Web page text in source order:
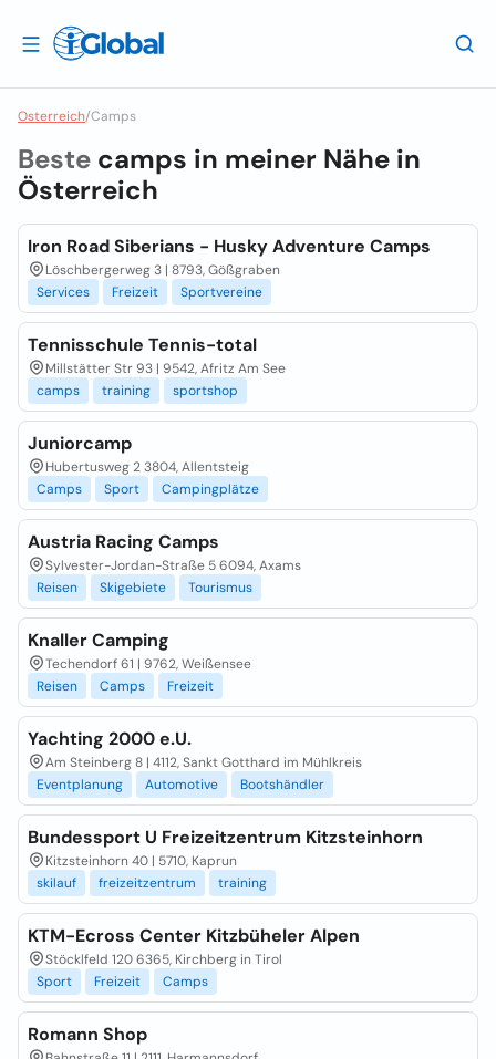
Osterreich/Camps
Beste camps in meiner Nähe in
Österreich
Iron Road Siberians - Husky Adventure Camps
Löschbergerweg 3 | 8793, Gößgraben
Services
Freizeit Sportvereine
Tennisschule Tennis-total
Millstätter Str 93 | 9542, Afritz Am See
camps
training sportshop
Juniorcamp
Hubertusweg 2 3804, Allentsteig
Camps
Sport Campingplätze
Austria Racing Camps
Sylvester-Jordan-Straße 5 6094, Axams
Reisen
Skigebiete Tourismus
Knaller Camping
Techendorf 61 | 9762, Weißensee
Reisen
Camps Freizeit
Yachting 2000 e.U.
Am Steinberg 8 | 4112, Sankt Gotthard im Mühlkreis
Eventplanung
Automotive Bootshändler
Bundessport U Freizeitzentrum Kitzsteinhorn
Kitzsteinhorn 40 | 5710, Kaprun
skilauf
freizeitzentrum training
KTM-Ecross Center Kitzbüheler Alpen
Stöcklfeld 120 6365, Kirchberg in Tirol
Sport
Freizeit Camps
Romann Shop